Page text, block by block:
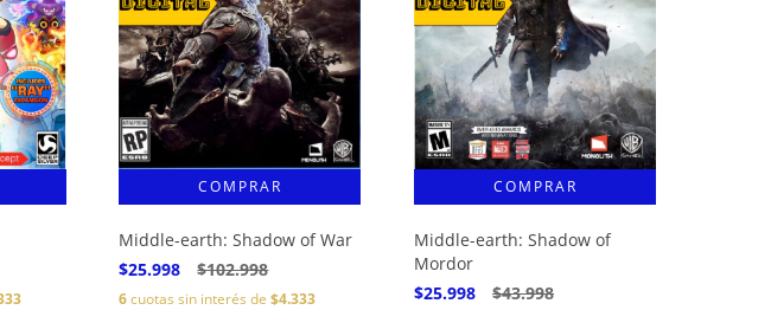
Middle-earth: Shadow of War
$25.998
$102.998
6cuotas sin interés de$4.333
Middle-earth: Shadow of
Mordor
$25.998
$43.998